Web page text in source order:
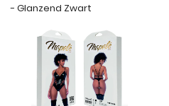
- Glanzend Zwart